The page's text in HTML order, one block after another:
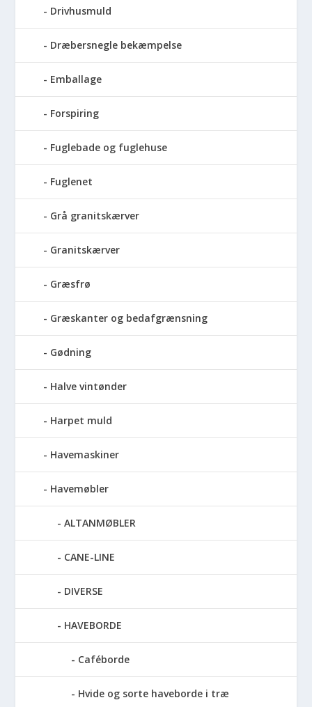
Drivhusmuld
Dræbersnegle bekæmpelse
Emballage
Forspiring
Fuglebade og fuglehuse
Fuglenet
Grå granitskærver
Granitskærver
Græsfrø
Græskanter og bedafgrænsning
Gødning
Halve vintønder
Harpet muld
Havemaskiner
Havemøbler
ALTANMØBLER
CANE-LINE
DIVERSE
HAVEBORDE
Caféborde
Hvide og sorte haveborde i træ